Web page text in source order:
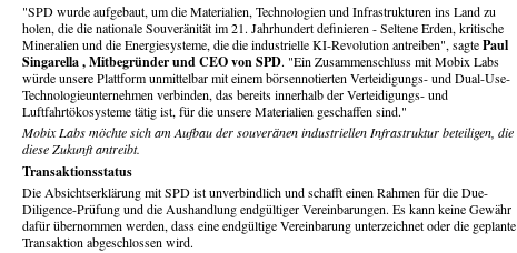
"SPD wurde aufgebaut, um die Materialien, Technologien und Infrastrukturen ins Land zu
holen, die die nationale Souveränität im 21. Jahrhundert definieren - Seltene Erden, kritische
Mineralien und die Energiesysteme, die die industrielle KI-Revolution antreiben", sagtePaul
Singarella, Mitbegründer und CEO von SPD. "Ein Zusammenschluss mit Mobix Labs
würde unsere Plattform unmittelbar mit einem börsennotierten Verteidigungs- und Dual-Use-
Technologieunternehmen verbinden, das bereits innerhalb der Verteidigungs- und
Luftfahrtökosysteme tätig ist, für die unsere Materialien geschaffen sind."
Mobix Labs möchte sich am Aufbau der souveränen industriellen Infrastruktur beteiligen, die
diese Zukunft antreibt.
Transaktionsstatus
Die Absichtserklärung mit SPD ist unverbindlich und schafft einen Rahmen für die Due-
Diligence-Prüfung und die Aushandlung endgültiger Vereinbarungen. Es kann keine Gewähr
dafür übernommen werden, dass eine endgültige Vereinbarung unterzeichnet oder die geplante
Transaktion abgeschlossen wird.